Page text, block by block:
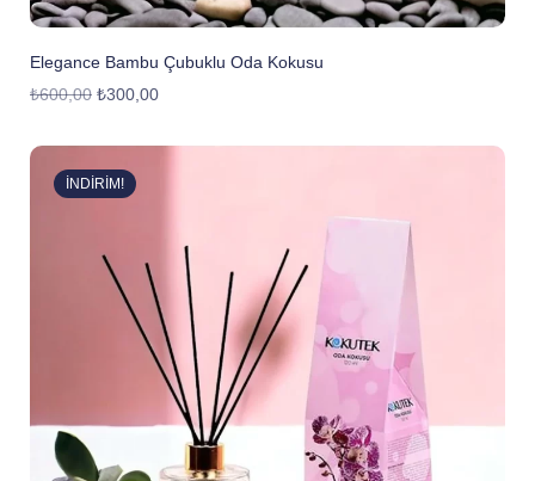
Elegance Bambu Çubuklu Oda Kokusu
₺600,00 ₺300,00
İNDIRIM!